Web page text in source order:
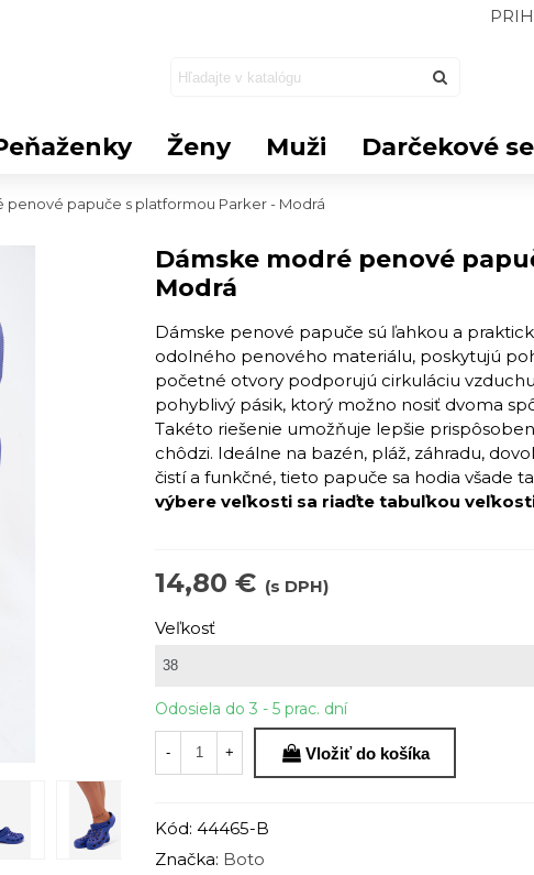
Ženy Muži Darčekové
penové papuče s platformou Parker - Modrá
Dámske modré penové
Modrá
Dámske penové papuče sú ľahkou a
odolného penového materiálu, poskytujú
početné otvory podporujú cirkuláciu
pohyblivý pásik, ktorý možno nosiť dvoma
Takéto riešenie umožňuje lepšie
chôdzi. Ideálne na bazén, pláž, záhradu,
čistí a funkčné, tieto papuče sa hodia všade
výbere veľkosti sa riaďte tabuľkou
14,80 € (s DPH)
Veľkosť
Odosiela do 3 - 5 prac. dní
- + Vložiť do košíka
Kód: 44465-B
Značka: Boto